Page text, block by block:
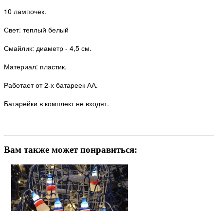
10 лампочек.
Свет: теплый белый
Смайлик: диаметр - 4,5 см.
Материал: пластик.
Работает от 2-х батареек АА.
Батарейки в комплект не входят.
Вам также может понравиться: